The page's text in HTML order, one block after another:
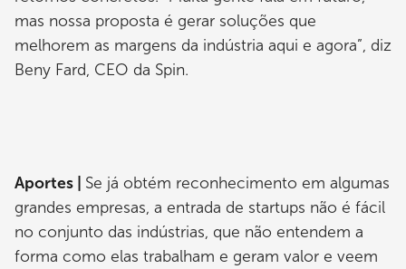
mas nossa proposta é gerar soluções que
melhorem as margens da indústria aqui e agora”, diz
Beny Fard, CEO da Spin.
Aportes | Se já obtém reconhecimento em algumas
grandes empresas, a entrada de startups não é fácil
no conjunto das indústrias, que não entendem a
forma como elas trabalham e geram valor e veem